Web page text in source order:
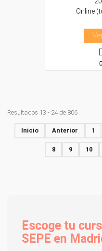
Online
0
Resultados 13 - 24 de 806
Inicio Anterior 1
8 9 10
Escoge tu
SEPE en